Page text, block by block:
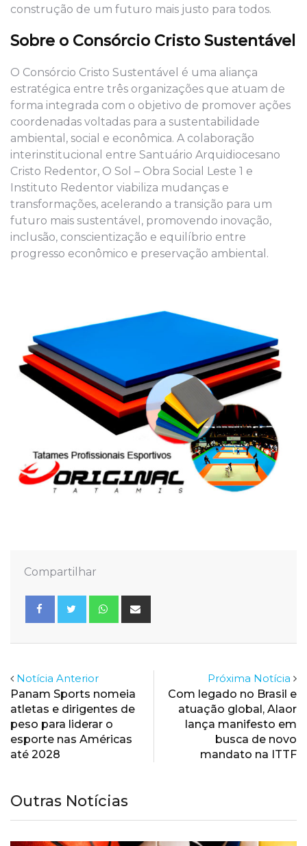
construção de um futuro mais justo para todos.
Sobre o Consórcio Cristo Sustentável
O Consórcio Cristo Sustentável é uma aliança
estratégica entre três organizações que atuam de
forma integrada com o objetivo de promover ações
coordenadas voltadas para a sustentabilidade
ambiental, social e econômica. A colaboração
interinstitucional entre Santuário Arquidiocesano
Cristo Redentor, O Sol – Obra Social Leste 1 e
Instituto Redentor viabiliza mudanças e
transformações, acelerando a transição para um
futuro mais sustentável, promovendo inovação,
inclusão, conscientização e equilíbrio entre
progresso econômico e preservação ambiental.
Compartilhar
Whatsapp
Notícia Anterior
Panam Sports nomeia
atletas e dirigentes de
peso para liderar o
esporte nas Américas
até 2028
Próxima Notícia
Com legado no Brasil e
atuação global, Alaor
lança manifesto em
busca de novo
mandato na ITTF
Outras Notícias